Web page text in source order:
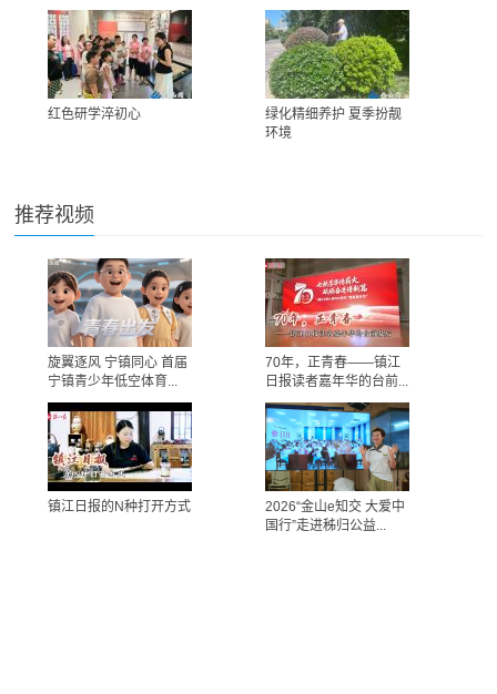
红色研学淬初心
绿化精细养护 夏季扮靓
环境
推荐视频
旋翼逐风 宁镇同心 首届
宁镇青少年低空体育...
70年，正青春——镇江
日报读者嘉年华的台前...
镇江日报的N种打开方式
2026“金山e知交 大爱中
国行”走进秭归公益...